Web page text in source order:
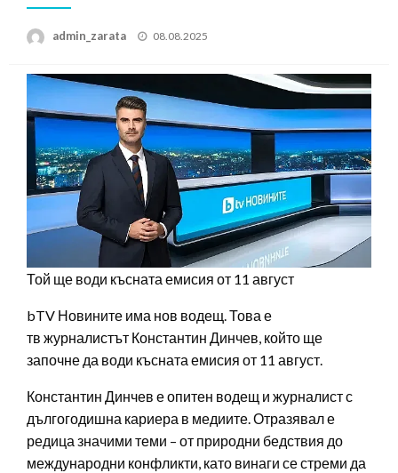
admin_zarata
Posted
08.08.2025
Той ще води късната емисия от 11 август
bTV Новините има нов водещ. Това е
тв журналистът Константин Динчев, който ще
започне да води късната емисия от 11 август.
Константин Динчев е опитен водещ и журналист с
дългогодишна кариера в медиите. Отразявал е
редица значими теми – от природни бедствия до
международни конфликти, като винаги се стреми да